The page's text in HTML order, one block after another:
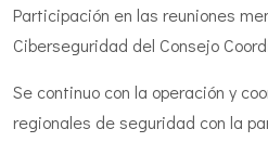
Participación en las reuniones
Ciberseguridad del Consejo
Se continuo con la operación y
regionales de seguridad con la